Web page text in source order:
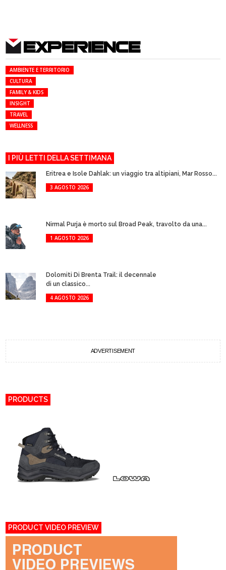
EXPERIENCE
AMBIENTE E TERRITORIO
CULTURA
FAMILY & KIDS
INSIGHT
TRAVEL
WELLNESS
I PIÙ LETTI DELLA SETTIMANA
Eritrea e Isole Dahlak: un viaggio tra altipiani, Mar Rosso...
3 AGOSTO 2026
Nirmal Purja è morto sul Broad Peak, travolto da una...
1 AGOSTO 2026
Dolomiti Di Brenta Trail: il decennale
di un classico...
4 AGOSTO 2026
ADVERTISEMENT
PRODUCTS
PRODUCT VIDEO PREVIEW